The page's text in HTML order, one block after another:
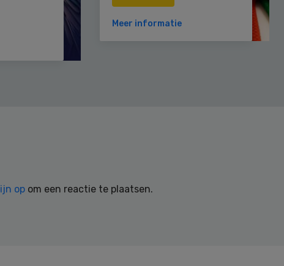
Meer informatie
op om een reactie te plaatsen.